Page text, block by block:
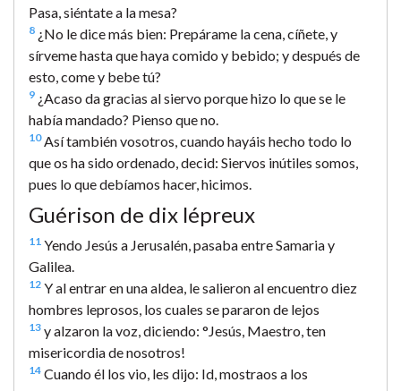
Pasa, siéntate a la mesa?
8 ¿No le dice más bien: Prepárame la cena, cíñete, y
sírveme hasta que haya comido y bebido; y después de
esto, come y bebe tú?
9 ¿Acaso da gracias al siervo porque hizo lo que se le
había mandado? Pienso que no.
10Así también vosotros, cuando hayáis hecho todo lo
que os ha sido ordenado, decid: Siervos inútiles somos,
pues lo que debíamos hacer, hicimos.
Guérison de dix lépreux
11 Yendo Jesús a Jerusalén, pasaba entre Samaria y
Galilea.
12 Y al entrar en una aldea, le salieron al encuentro diez
hombres leprosos, los cuales se pararon de lejos
13 y alzaron la voz, diciendo: °Jesús, Maestro, ten
misericordia de nosotros!
14 Cuando él los vio, les dijo: Id, mostraos a los